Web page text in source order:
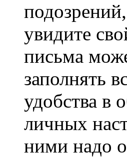
увидите
письма
заполнять
удобства в
личных
ними надо